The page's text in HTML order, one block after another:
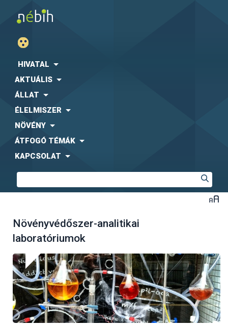
HIVATAL
AKTUÁLIS
ÁLLAT
ÉLELMISZER
NÖVÉNY
ÁTFOGÓ TÉMÁK
KAPCSOLAT
Növényvédőszer-analitikai
laboratóriumok